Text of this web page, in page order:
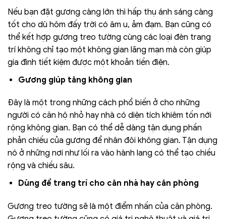
Nếu bạn đặt gương càng lớn thì hấp thụ ánh sáng càng
tốt cho dù hôm đấy trời có âm u, ảm đạm. Bạn cũng có
thể kết hợp gương treo tường cùng các loại đèn trang
trí không chỉ tạo một không gian lãng mạn mà còn giúp
gia đình tiết kiệm được một khoản tiền điện.
Gương giúp tăng không gian
Đây là một trong những cách phổ biến ở cho những
người có căn hộ nhỏ hay nhà có diện tích khiêm tốn nới
rộng không gian. Bạn có thể dễ dàng tận dụng phần
phản chiếu của gương để nhân đôi không gian. Tận dụng
nó ở những nơi như lối ra vào hành lang có thể tạo chiều
rộng và chiều sâu.
Dùng để trang trí cho căn nhà hay căn phòng
Gương treo tường sẽ là một điểm nhấn của căn phòng.